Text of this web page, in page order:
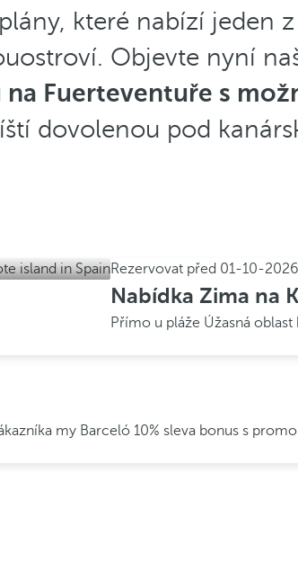
které nabízí jeden
Objevte nyní
Fuerteventuře s
dovolenou pod
Rezervovat před 01-10-2026
Nabídka Zima na
Přímo u pláže Úžasná oblast
my Barceló 10% sleva bonus s